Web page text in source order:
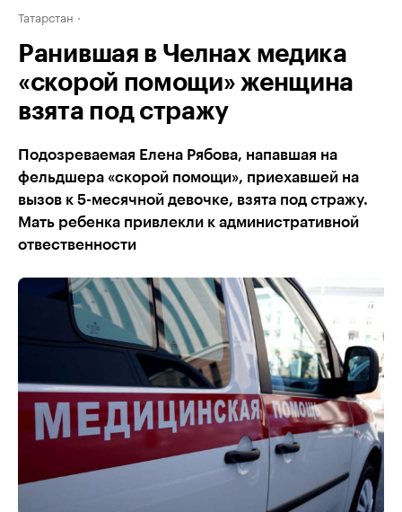
Татарстан
Ранившая в Челнах медика
«скорой помощи» женщина
взята под стражу
Подозреваемая Елена Рябова, напавшая на
фельдшера «скорой помощи», приехавшей на
вызов к 5-месячной девочке, взята под стражу.
Мать ребенка привлекли к административной
отвественности